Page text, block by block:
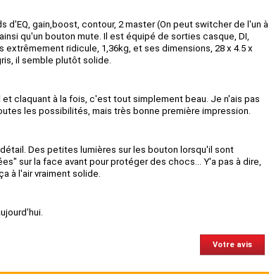
d'EQ, gain,boost, contour, 2 master (On peut switcher de l'un à
qu'un bouton mute. Il est équipé de sorties casque, DI,
ridicule, 1,36kg, et ses dimensions, 28 x 4.5 x
il semble plutôt solide.
et claquant à la fois, c'est tout simplement beau. Je n'ais pas
les possibilités, mais très bonne première impression.
Des petites lumières sur les bouton lorsqu'il sont
sur la face avant pour protéger des chocs... Y'a pas à dire,
à l'air vraiment solide.
Votre avis